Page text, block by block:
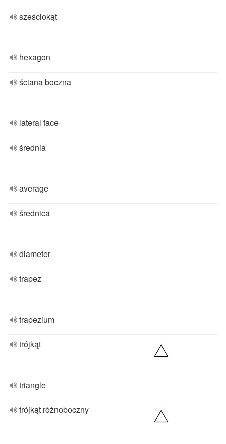
sześciokąt
hexagon
ściana boczna
lateral face
średnia
average
średnica
diameter
trapez
trapezium
trójkąt
triangle
trójkąt różnoboczny